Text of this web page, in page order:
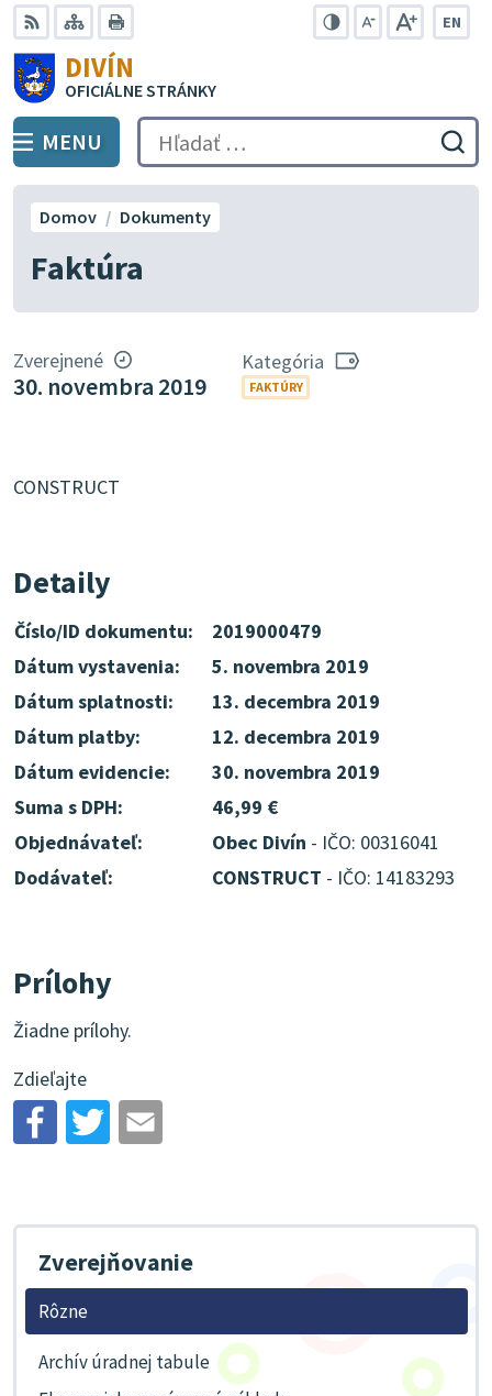
Preskočiť
na
obsah
RSS Mapa
EN
DIVÍN
OFICIÁLNE STRÁNKY
PREPNÚŤ
MENU Hľadať:
Faktúra
Domov Dokumenty
Zverejnené
30. novembra 2019
Kategória
FAKTÚRY
CONSTRUCT
Detaily
Číslo/ID dokumentu:
2019000479
Dátum vystavenia:
5. novembra 2019
Dátum splatnosti:
13. decembra 2019
Dátum platby:
12. decembra 2019
Dátum evidencie:
30. novembra 2019
Suma s DPH:
46,99 €
Objednávateľ:
Obec Divín - IČO: 00316041
Dodávateľ:
CONSTRUCT - IČO: 14183293
Prílohy
Žiadne prílohy.
Zdieľajte
Zverejňovanie
Rôzne
Archív úradnej tabule